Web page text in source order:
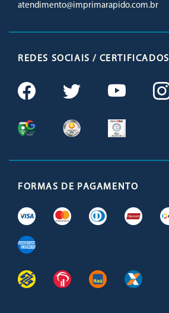
atendimento@imprimarapido.com.br
REDES SOCIAIS / CERTIFICADOS
FORMAS DE PAGAMENTO